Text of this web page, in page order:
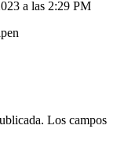
a las 2:29 PM
Los campos